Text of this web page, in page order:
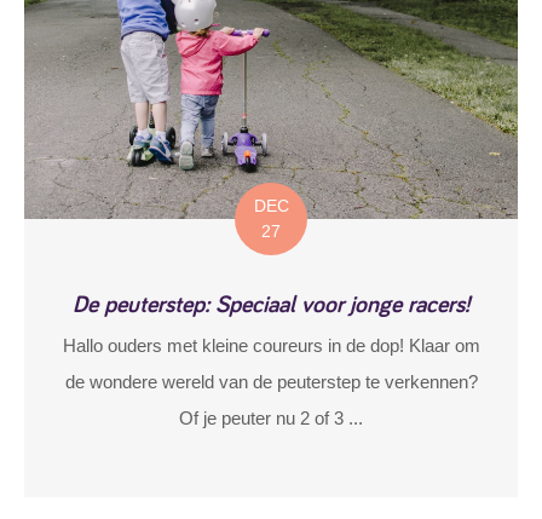
DEC
27
De peuterstep: Speciaal voor jonge racers!
Hallo ouders met kleine coureurs in de dop! Klaar om
de wondere wereld van de peuterstep te verkennen?
Of je peuter nu 2 of 3 ...